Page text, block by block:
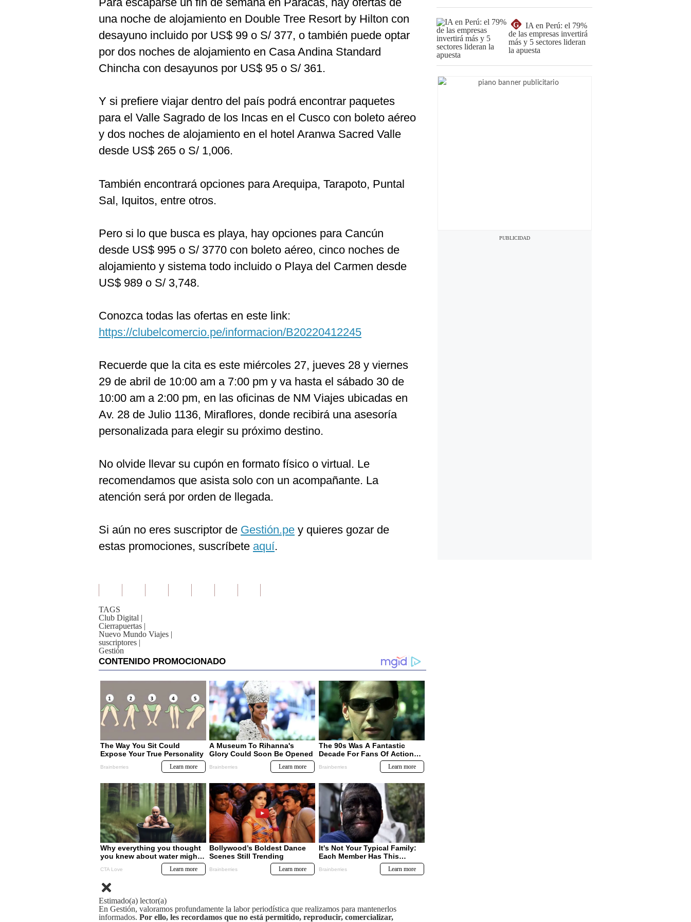
una noche de alojamiento en Double Tree Resort by Hilton con
desayuno incluido por US$ 99 o S/ 377, o también puede optar
por dos noches de alojamiento en Casa Andina Standard
Chincha con desayunos por US$ 95 o S/ 361.
Y si prefiere viajar dentro del país podrá encontrar paquetes
para el Valle Sagrado de los Incas en el Cusco con boleto aéreo
y dos noches de alojamiento en el hotel Aranwa Sacred Valle
desde US$ 265 o S/ 1,006.
También encontrará opciones para Arequipa, Tarapoto, Puntal
Sal, Iquitos, entre otros.
Pero si lo que busca es playa, hay opciones para Cancún
desde US$ 995 o S/ 3770 con boleto aéreo, cinco noches de
alojamiento y sistema todo incluido o Playa del Carmen desde
US$ 989 o S/ 3,748.
Conozca todas las ofertas en este link:
https://clubelcomercio.pe/informacion/B20220412245
Recuerde que la cita es este miércoles 27, jueves 28 y viernes
29 de abril de 10:00 am a 7:00 pm y va hasta el sábado 30 de
10:00 am a 2:00 pm, en las oficinas de NM Viajes ubicadas en
Av. 28 de Julio 1136, Miraflores, donde recibirá una asesoría
personalizada para elegir su próximo destino.
No olvide llevar su cupón en formato físico o virtual. Le
recomendamos que asista solo con un acompañante. La
atención será por orden de llegada.
Si aún no eres suscriptor de Gestión.pe y quieres gozar de
estas promociones, suscríbete aquí.
TAGS
Club Digital |
Cierrapuertas |
Nuevo Mundo Viajes |
suscriptores |
Gestión
Estimado(a) lector(a)
En Gestión, valoramos profundamente la labor periodística que realizamos para mantenerlos
informados. Por ello, les recordamos que no está permitido, reproducir, comercializar,
G
IA en Perú: el 79%
de las empresas invertirá
más y 5 sectores lideran
la apuesta